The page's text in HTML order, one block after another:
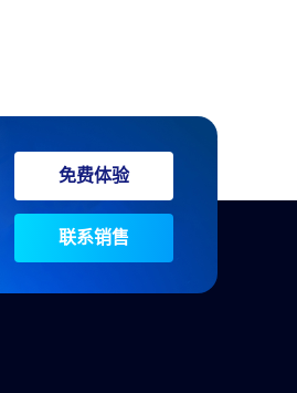
免费体验
联系销售